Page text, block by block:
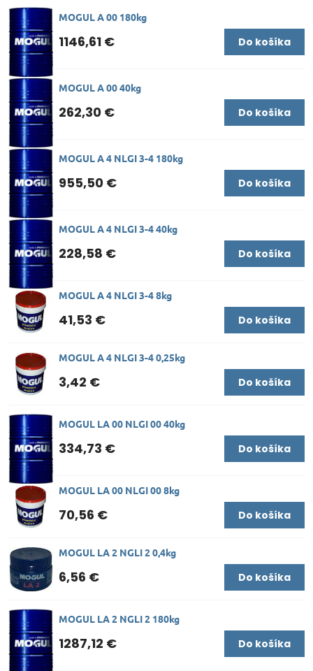
MOGUL A 00 180kg
1146,61 € Do košíka
MOGUL A 00 40kg
262,30 € Do košíka
MOGUL A 4 NLGI 3-4 180kg
955,50 € Do košíka
MOGUL A 4 NLGI 3-4 40kg
228,58 € Do košíka
MOGUL A 4 NLGI 3-4 8kg
41,53 € Do košíka
MOGUL A 4 NLGI 3-4 0,25kg
3,42 € Do košíka
MOGUL LA 00 NLGI 00 40kg
334,73 € Do košíka
MOGUL LA 00 NLGI 00 8kg
70,56 € Do košíka
MOGUL LA 2 NGLI 2 0,4kg
6,56 € Do košíka
MOGUL LA 2 NGLI 2 180kg
1287,12 € Do košíka